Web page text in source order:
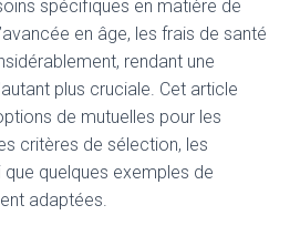
spécifiques en matière de
en âge, les frais de santé
rendant une
plus cruciale. Cet article
de mutuelles pour les
critères de sélection, les
quelques exemples de
adaptées.